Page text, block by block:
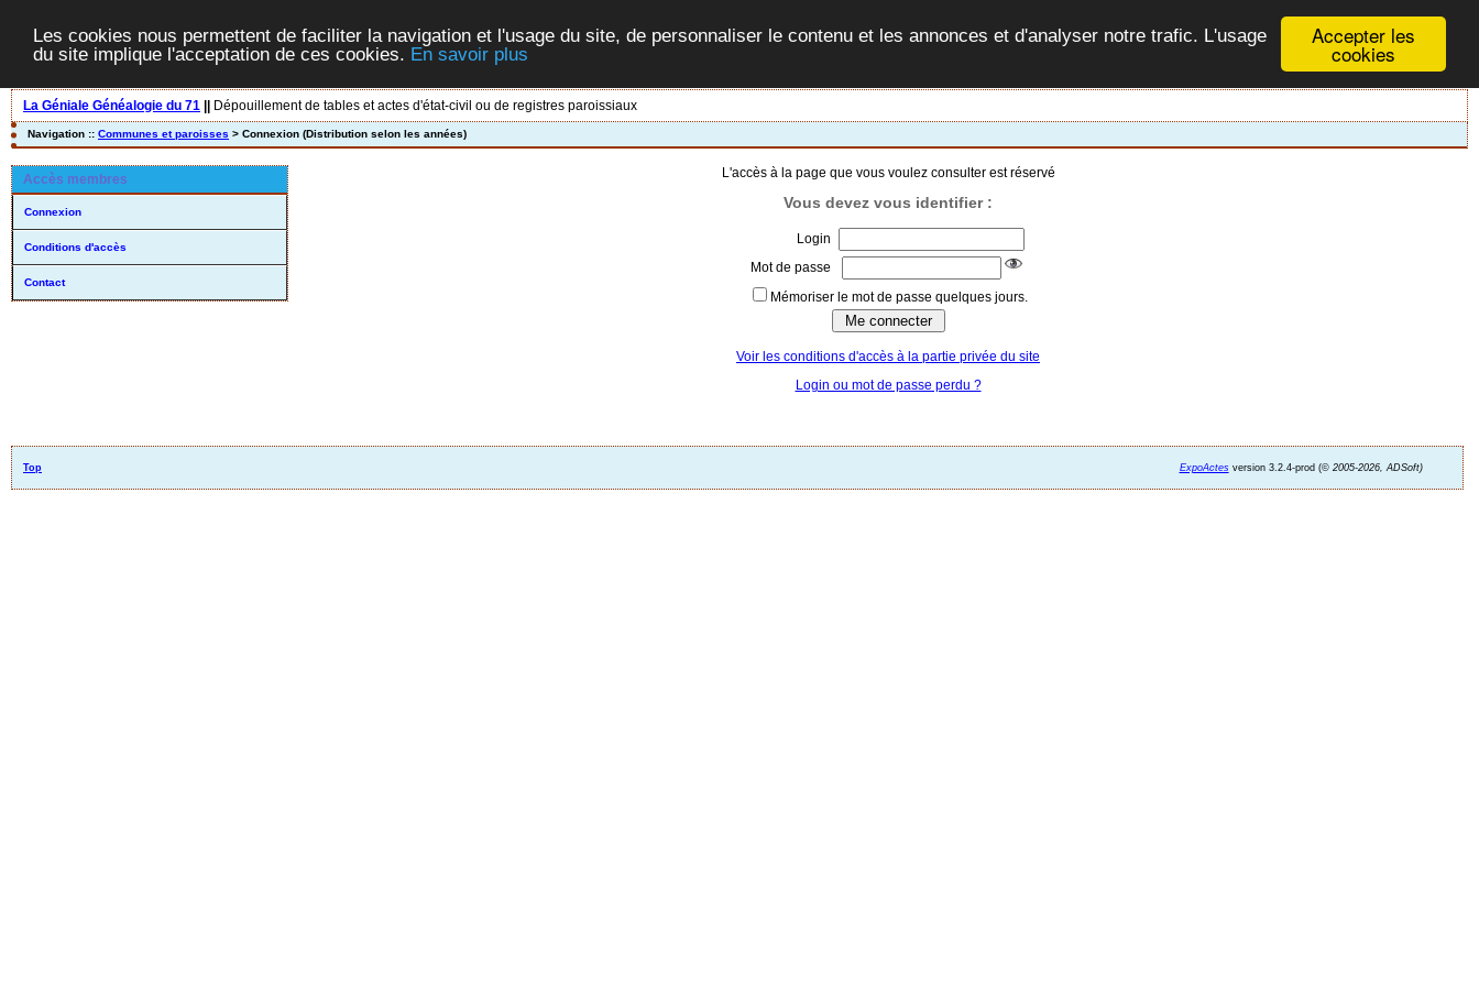
Accepter les
cookies
Les cookies nous permettent de faciliter la navigation et l'usage du site, de personnaliser le contenu et les annonces et d'analyser notre trafic. L'usage
du site implique l'acceptation de ces cookies. En savoir plus
La Géniale Généalogie du 71 Dépouillement de tables et actes d'état-civil ou de registres paroissiaux
Navigation :: Communes et paroisses > Connexion (Distribution selon les années)
Accès membres
Connexion
Conditions d'accès
Contact
L'accès à la page que vous voulez consulter est réservé
Vous devez vous identifier :
Login
Mot de passe
Mémoriser le mot de passe quelques jours.
Voir les conditions d'accès à la partie privée du site
Login ou mot de passe perdu ?
Top ExpoActesversion 3.2.4-prod (©2005-2026, ADSoft)